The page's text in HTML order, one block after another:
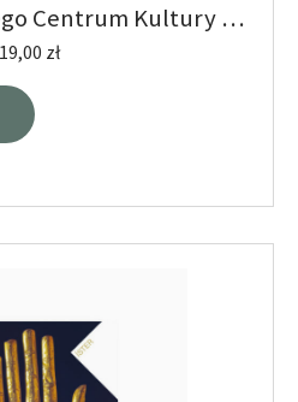
Centrum Kultury w
19,00 zł